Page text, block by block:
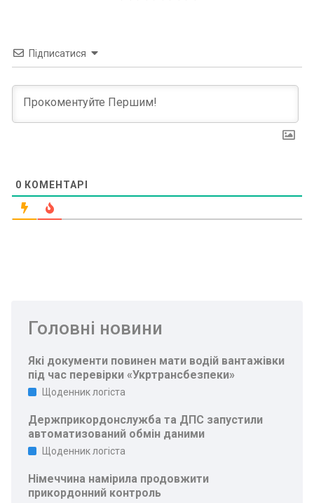
Підписатися
0 КОМЕНТАРІ
Головні новини
Які документи повинен мати водій вантажівки
під час перевірки «Укртрансбезпеки»
Щоденник логіста
Держприкордонслужба та ДПС запустили
автоматизований обмін даними
Щоденник логіста
Німеччина намірила продовжити
прикордонний контроль